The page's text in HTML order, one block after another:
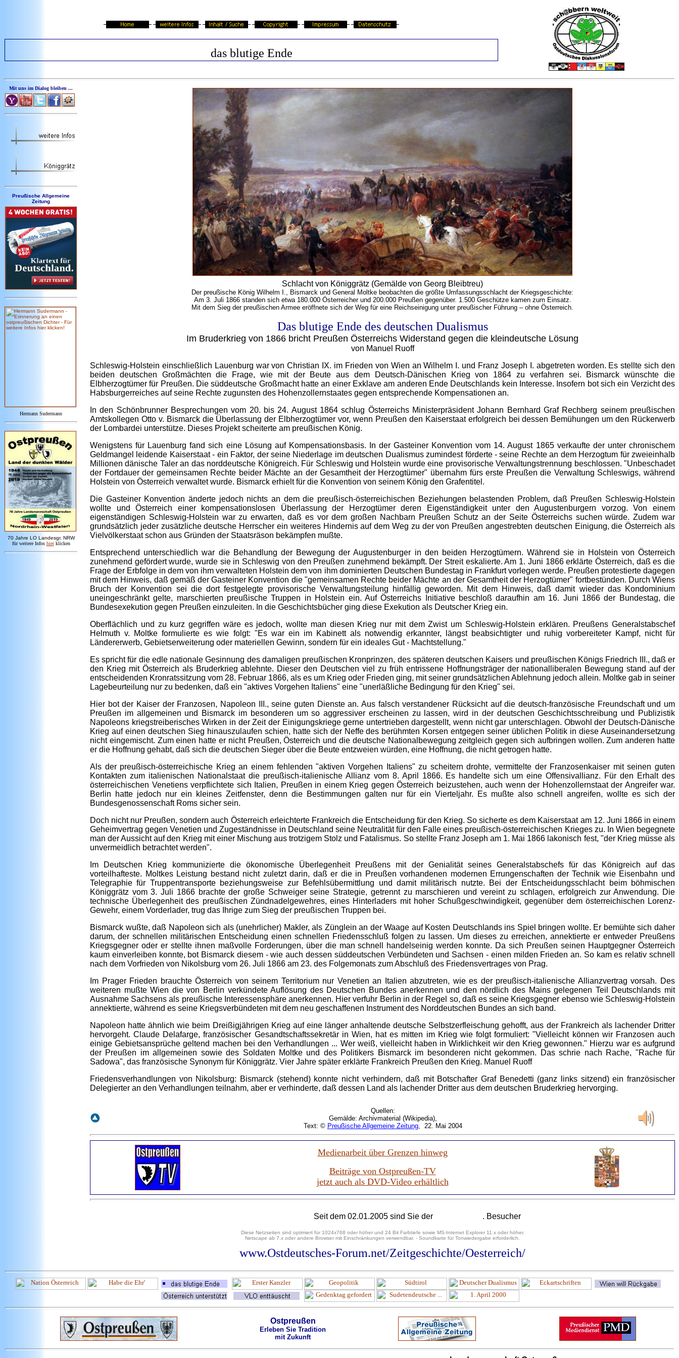
das blutige Ende
Mit uns im Dialog bleiben ...
Preußische Allgemeine
Zeitung
Hermann Sudermann
70 Jahre LO Landesgr. NRW
für weitere Infos hier klicken
Schlacht von Königgrätz (Gemälde von Georg Bleibtreu)
Der preußische König Wilhelm I., Bismarck und General Moltke beobachten die größte Umfassungsschlacht der Kriegsgeschichte:
Am 3. Juli 1866 standen sich etwa 180.000 Österreicher und 200.000 Preußen gegenüber. 1.500 Geschütze kamen zum Einsatz.
Mit dem Sieg der preußischen Armee eröffnete sich der Weg für eine Reichseinigung unter preußischer Führung – ohne Österreich.
Das blutige Ende des deutschen Dualismus
Im Bruderkrieg von 1866 bricht Preußen Österreichs Widerstand gegen die kleindeutsche Lösung
von Manuel Ruoff
Schleswig-Holstein einschließlich Lauenburg war von Christian IX. im Frieden von Wien an Wilhelm I. und Franz Joseph I. abgetreten worden. Es stellte sich den
beiden deutschen Großmächten die Frage, wie mit der Beute aus dem Deutsch-Dänischen Krieg von 1864 zu verfahren sei. Bismarck wünschte die
Elbherzogtümer für Preußen. Die süddeutsche Großmacht hatte an einer Exklave am anderen Ende Deutschlands kein Interesse. Insofern bot sich ein Verzicht des
Habsburgerreiches auf seine Rechte zugunsten des Hohenzollernstaates gegen entsprechende Kompensationen an.
In den Schönbrunner Besprechungen vom 20. bis 24. August 1864 schlug Österreichs Ministerpräsident Johann Bernhard Graf Rechberg seinem preußischen
Amtskollegen Otto v. Bismarck die Überlassung der Elbherzogtümer vor, wenn Preußen den Kaiserstaat erfolgreich bei dessen Bemühungen um den Rückerwerb
der Lombardei unterstütze. Dieses Projekt scheiterte am preußischen König.
Wenigstens für Lauenburg fand sich eine Lösung auf Kompensationsbasis. In der Gasteiner Konvention vom 14. August 1865 verkaufte der unter chronischem
Geldmangel leidende Kaiserstaat - ein Faktor, der seine Niederlage im deutschen Dualismus zumindest förderte - seine Rechte an dem Herzogtum für zweieinhalb
Millionen dänische Taler an das norddeutsche Königreich. Für Schleswig und Holstein wurde eine provisorische Verwaltungstrennung beschlossen. "Unbeschadet
der Fortdauer der gemeinsamen Rechte beider Mächte an der Gesamtheit der Herzogtümer" übernahm fürs erste Preußen die Verwaltung Schleswigs, während
Holstein von Österreich verwaltet wurde. Bismarck erhielt für die Konvention von seinem König den Grafentitel.
Die Gasteiner Konvention änderte jedoch nichts an dem die preußisch-österreichischen Beziehungen belastenden Problem, daß Preußen Schleswig-Holstein
wollte und Österreich einer kompensationslosen Überlassung der Herzogtümer deren Eigenständigkeit unter den Augustenburgern vorzog. Von einem
eigenständigen Schleswig-Holstein war zu erwarten, daß es vor dem großen Nachbarn Preußen Schutz an der Seite Österreichs suchen würde. Zudem war
grundsätzlich jeder zusätzliche deutsche Herrscher ein weiteres Hindernis auf dem Weg zu der von Preußen angestrebten deutschen Einigung, die Österreich als
Vielvölkerstaat schon aus Gründen der Staatsräson bekämpfen mußte.
Entsprechend unterschiedlich war die Behandlung der Bewegung der Augustenburger in den beiden Herzogtümern. Während sie in Holstein von Österreich
zunehmend gefördert wurde, wurde sie in Schleswig von den Preußen zunehmend bekämpft. Der Streit eskalierte. Am 1. Juni 1866 erklärte Österreich, daß es die
Frage der Erbfolge in dem von ihm verwalteten Holstein dem von ihm dominierten Deutschen Bundestag in Frankfurt vorlegen werde. Preußen protestierte dagegen
mit dem Hinweis, daß gemäß der Gasteiner Konvention die "gemeinsamen Rechte beider Mächte an der Gesamtheit der Herzogtümer" fortbestünden. Durch Wiens
Bruch der Konvention sei die dort festgelegte provisorische Verwaltungsteilung hinfällig geworden. Mit dem Hinweis, daß damit wieder das Kondominium
uneingeschränkt gelte, marschierten preußische Truppen in Holstein ein. Auf Österreichs Initiative beschloß daraufhin am 16. Juni 1866 der Bundestag, die
Bundesexekution gegen Preußen einzuleiten. In die Geschichtsbücher ging diese Exekution als Deutscher Krieg ein.
Oberflächlich und zu kurz gegriffen wäre es jedoch, wollte man diesen Krieg nur mit dem Zwist um Schleswig-Holstein erklären. Preußens Generalstabschef
Helmuth v. Moltke formulierte es wie folgt: "Es war ein im Kabinett als notwendig erkannter, längst beabsichtigter und ruhig vorbereiteter Kampf, nicht für
Ländererwerb, Gebietserweiterung oder materiellen Gewinn, sondern für ein ideales Gut - Machtstellung."
Es spricht für die edle nationale Gesinnung des damaligen preußischen Kronprinzen, des späteren deutschen Kaisers und preußischen Königs Friedrich III., daß er
den Krieg mit Österreich als Bruderkrieg ablehnte. Dieser den Deutschen viel zu früh entrissene Hoffnungsträger der nationalliberalen Bewegung stand auf der
entscheidenden Kronratssitzung vom 28. Februar 1866, als es um Krieg oder Frieden ging, mit seiner grundsätzlichen Ablehnung jedoch allein. Moltke gab in seiner
Lagebeurteilung nur zu bedenken, daß ein "aktives Vorgehen Italiens" eine "unerläßliche Bedingung für den Krieg" sei.
Hier bot der Kaiser der Franzosen, Napoleon III., seine guten Dienste an. Aus falsch verstandener Rücksicht auf die deutsch-französische Freundschaft und um
Preußen im allgemeinen und Bismarck im besonderen um so aggressiver erscheinen zu lassen, wird in der deutschen Geschichtsschreibung und Publizistik
Napoleons kriegstreiberisches Wirken in der Zeit der Einigungskriege gerne untertrieben dargestellt, wenn nicht gar unterschlagen. Obwohl der Deutsch-Dänische
Krieg auf einen deutschen Sieg hinauszulaufen schien, hatte sich der Neffe des berühmten Korsen entgegen seiner üblichen Politik in diese Auseinandersetzung
nicht eingemischt. Zum einen hatte er nicht Preußen, Österreich und die deutsche Nationalbewegung zeitgleich gegen sich aufbringen wollen. Zum anderen hatte
er die Hoffnung gehabt, daß sich die deutschen Sieger über die Beute entzweien würden, eine Hoffnung, die nicht getrogen hatte.
Als der preußisch-österreichische Krieg an einem fehlenden "aktiven Vorgehen Italiens" zu scheitern drohte, vermittelte der Franzosenkaiser mit seinen guten
Kontakten zum italienischen Nationalstaat die preußisch-italienische Allianz vom 8. April 1866. Es handelte sich um eine Offensivallianz. Für den Erhalt des
österreichischen Venetiens verpflichtete sich Italien, Preußen in einem Krieg gegen Österreich beizustehen, auch wenn der Hohenzollernstaat der Angreifer war.
Berlin hatte jedoch nur ein kleines Zeitfenster, denn die Bestimmungen galten nur für ein Vierteljahr. Es mußte also schnell angreifen, wollte es sich der
Bundesgenossenschaft Roms sicher sein.
Doch nicht nur Preußen, sondern auch Österreich erleichterte Frankreich die Entscheidung für den Krieg. So sicherte es dem Kaiserstaat am 12. Juni 1866 in einem
Geheimvertrag gegen Venetien und Zugeständnisse in Deutschland seine Neutralität für den Falle eines preußisch-österreichischen Krieges zu. In Wien begegnete
man der Aussicht auf den Krieg mit einer Mischung aus trotzigem Stolz und Fatalismus. So stellte Franz Joseph am 1. Mai 1866 lakonisch fest, "der Krieg müsse als
unvermeidlich betrachtet werden".
Im Deutschen Krieg kommunizierte die ökonomische Überlegenheit Preußens mit der Genialität seines Generalstabschefs für das Königreich auf das
vorteilhafteste. Moltkes Leistung bestand nicht zuletzt darin, daß er die in Preußen vorhandenen modernen Errungenschaften der Technik wie Eisenbahn und
Telegraphie für Truppentransporte beziehungsweise zur Befehlsübermittlung und damit militärisch nutzte. Bei der Entscheidungsschlacht beim böhmischen
Königgrätz vom 3. Juli 1866 brachte der große Schweiger seine Strategie, getrennt zu marschieren und vereint zu schlagen, erfolgreich zur Anwendung. Die
technische Überlegenheit des preußischen Zündnadelgewehres, eines Hinterladers mit hoher Schußgeschwindigkeit, gegenüber dem österreichischen Lorenz-
Gewehr, einem Vorderlader, trug das Ihrige zum Sieg der preußischen Truppen bei.
Bismarck wußte, daß Napoleon sich als (unehrlicher) Makler, als Zünglein an der Waage auf Kosten Deutschlands ins Spiel bringen wollte. Er bemühte sich daher
darum, der schnellen militärischen Entscheidung einen schnellen Friedensschluß folgen zu lassen. Um dieses zu erreichen, annektierte er entweder Preußens
Kriegsgegner oder er stellte ihnen maßvolle Forderungen, über die man schnell handelseinig werden konnte. Da sich Preußen seinen Hauptgegner Österreich
kaum einverleiben konnte, bot Bismarck diesem - wie auch dessen süddeutschen Verbündeten und Sachsen - einen milden Frieden an. So kam es relativ schnell
nach dem Vorfrieden von Nikolsburg vom 26. Juli 1866 am 23. des Folgemonats zum Abschluß des Friedensvertrages von Prag.
Im Prager Frieden brauchte Österreich von seinem Territorium nur Venetien an Italien abzutreten, wie es der preußisch-italienische Allianzvertrag vorsah. Des
weiteren mußte Wien die von Berlin verkündete Auflösung des Deutschen Bundes anerkennen und den nördlich des Mains gelegenen Teil Deutschlands mit
Ausnahme Sachsens als preußische Interessensphäre anerkennen. Hier verfuhr Berlin in der Regel so, daß es seine Kriegsgegner ebenso wie Schleswig-Holstein
annektierte, während es seine Kriegsverbündeten mit dem neu geschaffenen Instrument des Norddeutschen Bundes an sich band.
Napoleon hatte ähnlich wie beim Dreißigjährigen Krieg auf eine länger anhaltende deutsche Selbstzerfleischung gehofft, aus der Frankreich als lachender Dritter
hervorgeht. Claude Delafarge, französischer Gesandtschaftssekretär in Wien, hat es mitten im Krieg wie folgt formuliert: "Vielleicht können wir Franzosen auch
einige Gebietsansprüche geltend machen bei den Verhandlungen ... Wer weiß, vielleicht haben in Wirklichkeit wir den Krieg gewonnen." Hierzu war es aufgrund
der Preußen im allgemeinen sowie des Soldaten Moltke und des Politikers Bismarck im besonderen nicht gekommen. Das schrie nach Rache, "Rache für
Sadowa", das französische Synonym für Königgrätz. Vier Jahre später erklärte Frankreich Preußen den Krieg. Manuel Ruoff
Friedensverhandlungen von Nikolsburg: Bismarck (stehend) konnte nicht verhindern, daß mit Botschafter Graf Benedetti (ganz links sitzend) ein französischer
Delegierter an den Verhandlungen teilnahm, aber er verhinderte, daß dessen Land als lachender Dritter aus dem deutschen Bruderkrieg hervorging.
Quellen:
Gemälde: Archivmaterial (Wikipedia),
Text: © Preußische Allgemeine Zeitung, 22. Mai 2004
Medienarbeit über Grenzen hinweg
Beiträge von Ostpreußen-TV
jetzt auch als DVD-Video erhältlich
Seit dem 02.01.2005 sind Sie der . Besucher
Diese Netzseiten sind optimiert für 1024x768 oder höher und 24 Bit Farbtiefe sowie MS-Internet Explorer 11.x oder höher.
Netscape ab 7.x oder andere Browser mit Einschränkungen verwendbar. - Soundkarte für Tonwiedergabe erforderlich.
www.Ostdeutsches-Forum.net/Zeitgeschichte/Oesterreich/
Ostpreußen
Erleben Sie Tradition
mit Zukunft